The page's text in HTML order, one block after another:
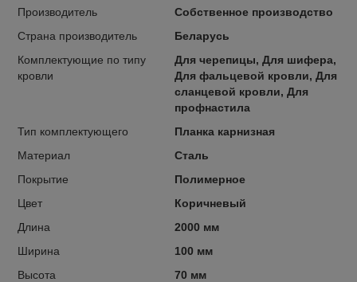
Производитель
Собственное производство
Страна производитель
Беларусь
Комплектующие по типу
кровли
Для черепицы, Для шифера,
Для фальцевой кровли, Для
сланцевой кровли, Для
профнастила
Тип комплектующего
Планка карнизная
Материал
Сталь
Покрытие
Полимерное
Цвет
Коричневый
Длина
2000 мм
Ширина
100 мм
Высота
70 мм